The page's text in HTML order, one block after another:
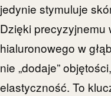
jedynie stymuluje
Dzięki precyzyjnemu
hialuronowego w
nie „dodaje”
elastyczność. To